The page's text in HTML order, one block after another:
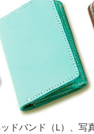
ドバンド（L）、写